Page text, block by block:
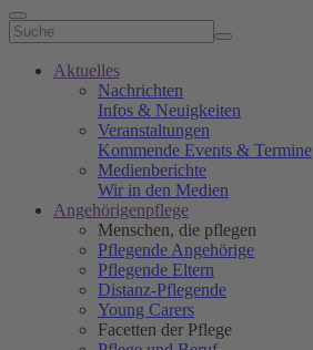
Aktuelles
Nachrichten
Infos & Neuigkeiten
Veranstaltungen
Kommende Events & Termine
Medienberichte
Wir in den Medien
Angehörigenpflege
Menschen, die pflegen
Pflegende Angehörige
Pflegende Eltern
Distanz-Pflegende
Young Carers
Facetten der Pflege